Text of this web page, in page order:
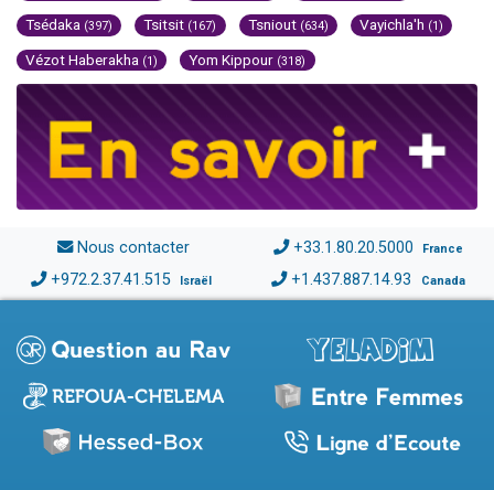
Tsédaka (397) Tsitsit (167) Tsniout (634) Vayichla'h (1)
Vézot Haberakha (1) Yom Kippour (318)
Nous contacter +33.1.80.20.5000 France
+972.2.37.41.515 Israël +1.437.887.14.93 Canada